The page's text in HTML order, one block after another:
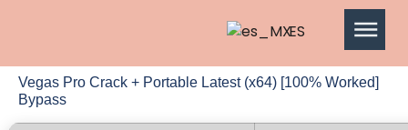
ES
Vegas Pro Crack + Portable Latest (x64) [100% Worked]
Bypass